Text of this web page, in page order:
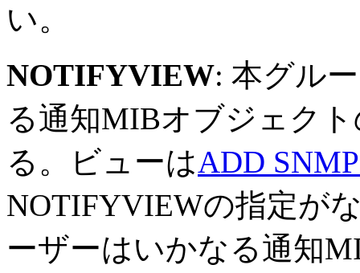
い。
NOTIFYVIEW: 本グル
る通知MIBオブジェク
る。ビューはADD
NOTIFYVIEWの指定が
ーザーはいかなる通知